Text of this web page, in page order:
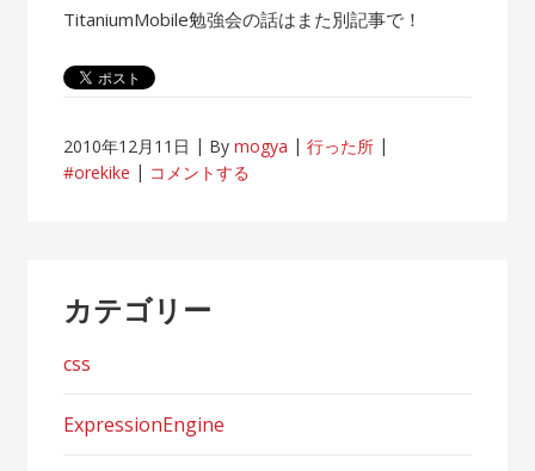
TitaniumMobile勉強会の話はまた別記事で！
2010年12月11日 Bymogya
行った所
#orekike
コメントする
カテゴリー
css
ExpressionEngine